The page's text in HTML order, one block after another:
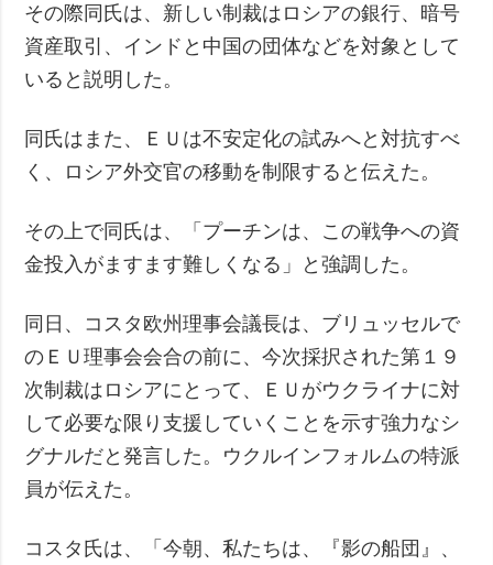
その際同氏は、新しい制裁はロシアの銀行、暗号
資産取引、インドと中国の団体などを対象として
いると説明した。
同氏はまた、ＥＵは不安定化の試みへと対抗すべ
く、ロシア外交官の移動を制限すると伝えた。
その上で同氏は、「プーチンは、この戦争への資
金投入がますます難しくなる」と強調した。
同日、コスタ欧州理事会議長は、ブリュッセルで
のＥＵ理事会会合の前に、今次採択された第１９
次制裁はロシアにとって、ＥＵがウクライナに対
して必要な限り支援していくことを示す強力なシ
グナルだと発言した。ウクルインフォルムの特派
員が伝えた。
コスタ氏は、「今朝、私たちは、『影の船団』、